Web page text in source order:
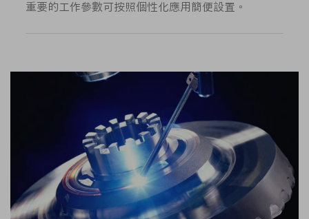
重要的工作參數可按照個性化應用簡便設置。